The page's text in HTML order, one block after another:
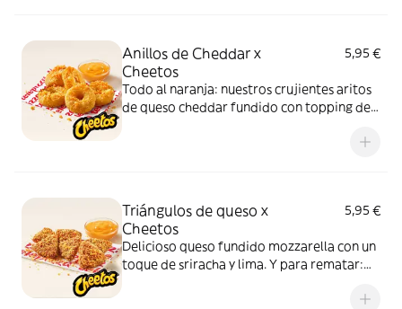
Anillos de Cheddar x
Cheetos
5,95 €
Todo al naranja: nuestros crujientes aritos
de queso cheddar fundido con topping de
Triángulos de queso x
Cheetos
5,95 €
Delicioso queso fundido mozzarella con un
toque de sriracha y lima. Y para rematar:
acompañados de nuestra salsa Quesabrosa.